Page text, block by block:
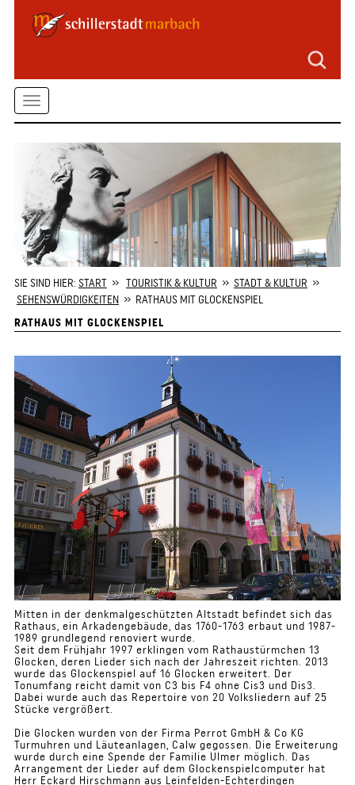
Seitenbereiche
springen
Zum
Inhalt
springen
Kontaktformular
Startseite
Toggle
SIE SIND HIER: START» TOURISTIK & KULTUR » STADT & KULTUR »
SEHENSWÜRDIGKEITEN» RATHAUS MIT GLOCKENSPIEL
RATHAUS MIT GLOCKENSPIEL
Mitten in der denkmalgeschützten Altstadt befindet sich das
Rathaus, ein Arkadengebäude, das 1760-1763 erbaut und 1987-
1989 grundlegend renoviert wurde.
Seit dem Frühjahr 1997 erklingen vom Rathaustürmchen 13
Glocken, deren Lieder sich nach der Jahreszeit richten. 2013
wurde das Glockenspiel auf 16 Glocken erweitert. Der
Tonumfang reicht damit von C3 bis F4 ohne Cis3 und Dis3.
Dabei wurde auch das Repertoire von 20 Volksliedern auf 25
Stücke vergrößert.
Die Glocken wurden von der Firma Perrot GmbH & Co KG
Turmuhren und Läuteanlagen, Calw gegossen. Die Erweiterung
wurde durch eine Spende der Familie Ulmer möglich. Das
Arrangement der Lieder auf dem Glockenspielcomputer hat
Herr Eckard Hirschmann aus Leinfelden-Echterdingen